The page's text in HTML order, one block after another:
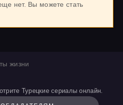
нет. Вы можете стать
жизни
Турецкие сериалы онлайн.